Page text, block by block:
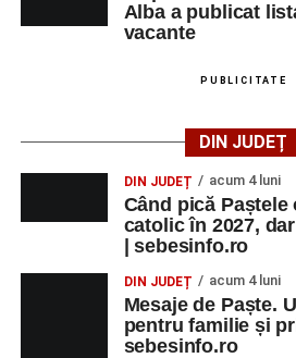
Alba a publicat
vacante
PUBLICITATE
DIN JUDEȚ
DIN JUDEȚ acum 4 luni
Când pică
catolic în 2027,
| sebesinfo.ro
DIN JUDEȚ acum 4 luni
Mesaje de Paște.
pentru familie și
sebesinfo.ro